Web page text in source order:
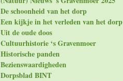
De schoonheid van het dorp
Een kijkje in het verleden van het dorp
Uit de oude doos
Cultuurhistorie ‘s Gravenmoer
Historische panden
Bezienswaardigheden
Dorpsblad BINT